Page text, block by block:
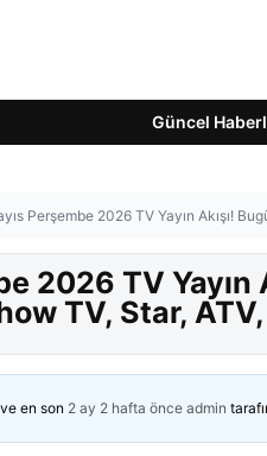
Güncel
Perşembe 2026 TV Yayın Akışı!
2026 TV Yayın
TV, Star,
en son 2 ay 2 hafta önce admin